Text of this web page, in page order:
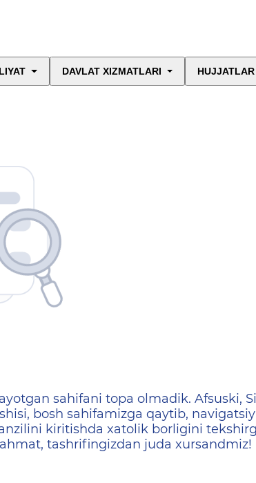
DAVLAT XIZMATLARI HUJJATLAR
не найдена
sahifani topa olmadik. Afsuski,
bosh sahifamizga qaytib,
kiritishda xatolik borligini
tashrifingizdan juda xursandmiz!